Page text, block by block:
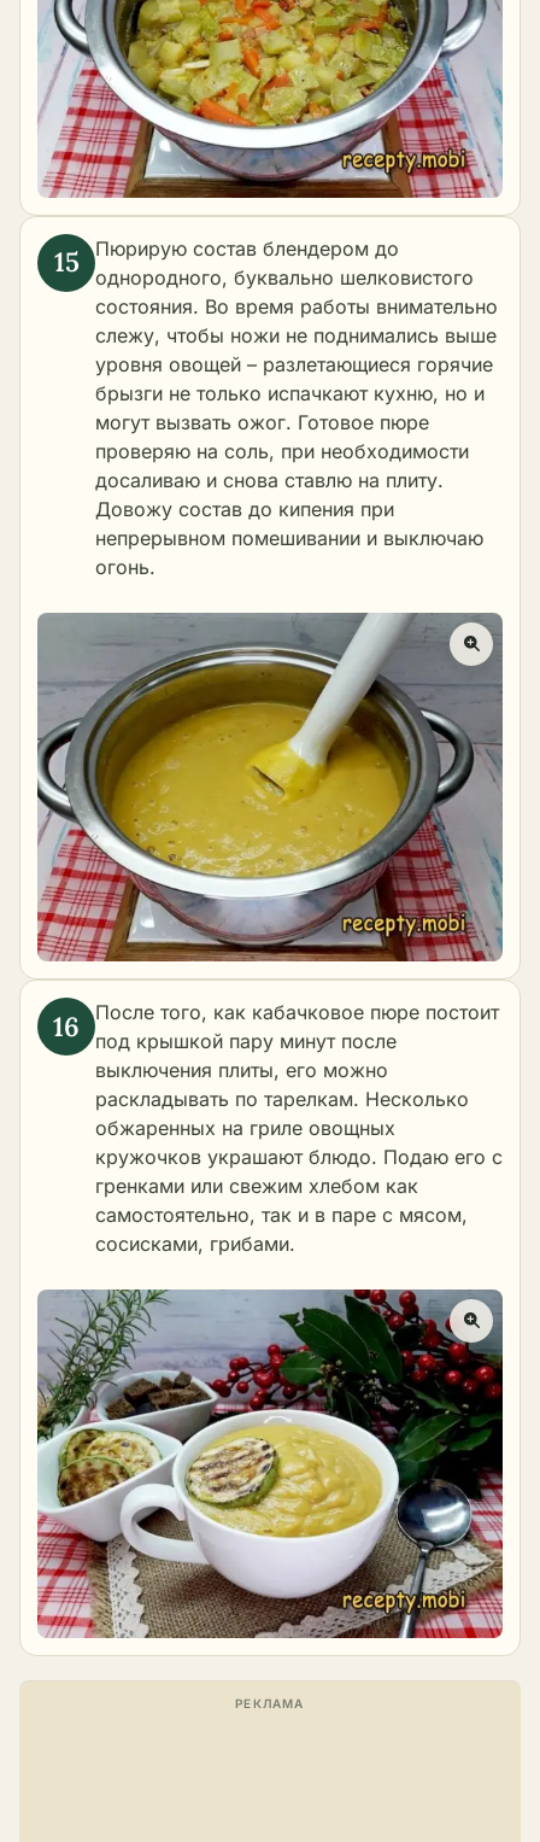
Пюрирую состав блендером до
однородного, буквально шелковистого
состояния. Во время работы внимательно
слежу, чтобы ножи не поднимались выше
уровня овощей – разлетающиеся горячие
брызги не только испачкают кухню, но и
могут вызвать ожог. Готовое пюре
проверяю на соль, при необходимости
досаливаю и снова ставлю на плиту.
Довожу состав до кипения при
непрерывном помешивании и выключаю
огонь.
После того, как кабачковое пюре постоит
под крышкой пару минут после
выключения плиты, его можно
раскладывать по тарелкам. Несколько
обжаренных на гриле овощных
кружочков украшают блюдо. Подаю его с
гренками или свежим хлебом как
самостоятельно, так и в паре с мясом,
сосисками, грибами.